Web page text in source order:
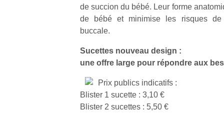
de succion du bébé. Leur forme
de bébé et minimise les risques
buccale.
Sucettes nouveau design :
une offre large pour répondre aux
Prix publics indicatifs :
Blister 1 sucette : 3,10 €
Blister 2 sucettes : 5,50 €